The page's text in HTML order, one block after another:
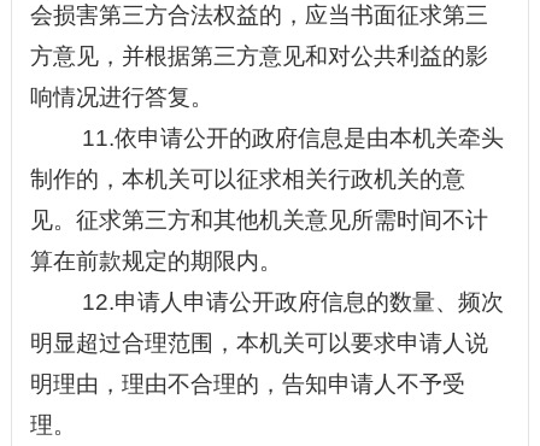
会损害第三方合法权益的，应当书面征求第三
方意见，并根据第三方意见和对公共利益的影
响情况进行答复。
11.依申请公开的政府信息是由本机关牵头
制作的，本机关可以征求相关行政机关的意
见。征求第三方和其他机关意见所需时间不计
算在前款规定的期限内。
12.申请人申请公开政府信息的数量、频次
明显超过合理范围，本机关可以要求申请人说
明理由，理由不合理的，告知申请人不予受
理。